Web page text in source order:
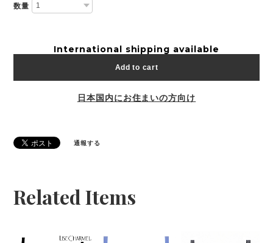
数量
International shipping available
Add to cart
日本国内にお住まいの方向け
通報する
Related Items